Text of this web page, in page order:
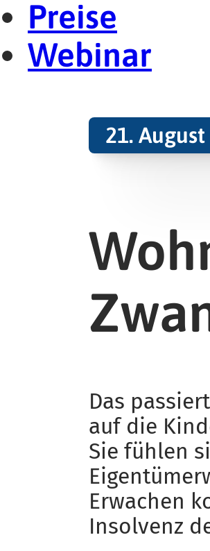
Preise
Webinar
21.
Das
auf die
Sie fühlen
Erwachen
Insolvenz